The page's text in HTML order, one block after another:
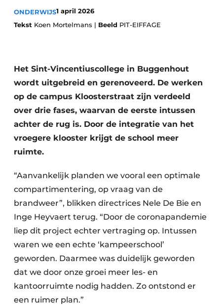
Vacature aanmelden
Vacatures
Bedrijven
Bedrijven
Contact
Akoestiek
Brandveiligheid
Evenementen
Dak & Gevel
Houtbouw
HVAC
Interieurarchitectuur
Keukens
Renovatie
Software
Toegangscontrole
ONDERWIJS1 april 2026
Tekst Koen Mortelmans | Beeld PIT-EIFFAGE
Het Sint-Vincentiuscollege in Buggenhout
wordt uitgebreid en gerenoveerd. De werken
op de campus Kloosterstraat zijn verdeeld
over drie fases, waarvan de eerste intussen
achter de rug is. Door de integratie van het
vroegere klooster krijgt de school meer
ruimte.
“Aanvankelijk planden we vooral een optimale
compartimentering, op vraag van de
brandweer”, blikken directrices Nele De Bie en
Inge Heyvaert terug. “Door de coronapandemie
liep dit project echter vertraging op. Intussen
waren we een echte ‘kampeerschool’
geworden. Daarmee was duidelijk geworden
dat we door onze groei meer les- en
kantoorruimte nodig hadden. Zo ontstond er
een ruimer plan.”